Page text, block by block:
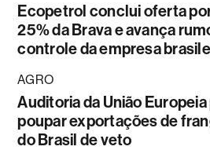
Ecopetrol conclui oferta
25% da Brava e avança
controle da empresa
AGRO
Auditoria da União
poupar exportações de
do Brasil de veto